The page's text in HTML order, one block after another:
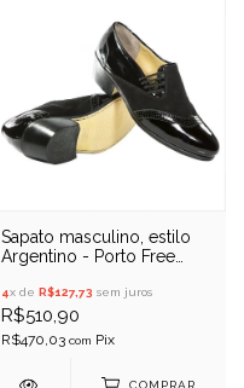
Sapato masculino, estilo
Argentino - Porto Free
4x de R$127,73 sem juros
R$510,90
R$470,03 com